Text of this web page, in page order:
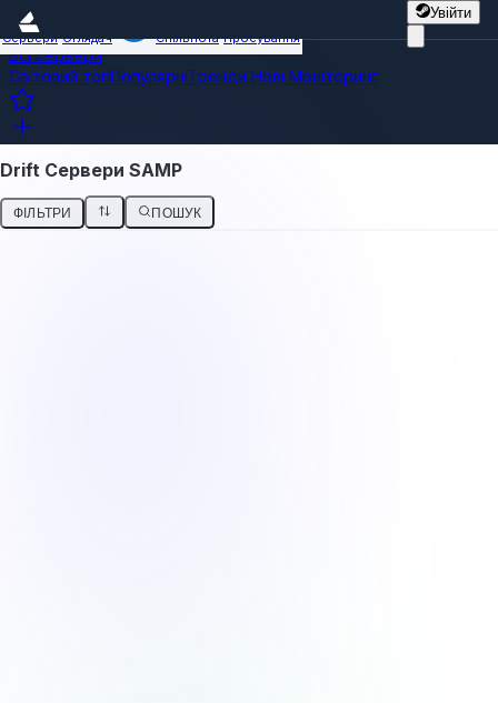
Увійти
Сервери Оглядач Спільнота Просування
Всі сервери
Світовий топПопулярніТренди Нові Моніторинг
Drift Сервери SAMP
ФІЛЬТРИ ПОШУК